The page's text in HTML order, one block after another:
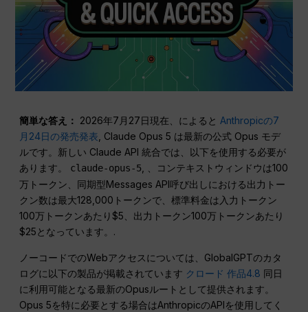
簡単な答え： 2026年7月27日現在、によるとAnthropicの7
月24日の発売発表 , Claude Opus 5 は最新の公式 Opus モデ
ルです。新しい Claude API 統合では、以下を使用する必要が
あります。 claude-opus-5
, 、コンテキストウィンドウは100
万トークン、同期型Messages API呼び出しにおける出力トー
クン数は最大128,000トークンで、標準料金は入力トークン
100万トークンあたり$5、出力トークン100万トークンあたり
$25となっています。.
ノーコードでのWebアクセスについては、GlobalGPTのカタ
ログに以下の製品が掲載されています クロード 作品4.8 同日
に利用可能となる最新のOpusルートとして提供されます。
Opus 5を特に必要とする場合はAnthropicのAPIを使用してく